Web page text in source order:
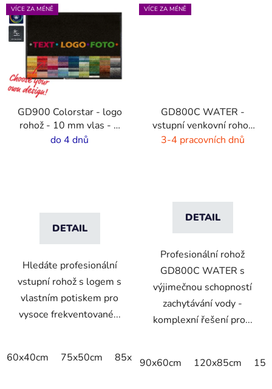
VÍCE ZA MÉNĚ
GD900 Colorstar - logo
rohož - 10 mm vlas - 2
cm gumový okraj
do 4 dnů
DETAIL
Hledáte profesionální
vstupní rohož s logem s
vlastním potiskem pro
vysoce frekventované...
60x40cm 75x50cm 85x60cm 85x75cm 115x85cm
VÍCE ZA MÉNĚ
GD800C WATER -
vstupní venkovní rohož
- hnědá - černá
3-4 pracovních dnů
DETAIL
Profesionální rohož
GD800C WATER s
výjimečnou schopností
zachytávání vody -
komplexní řešení pro...
90x60cm 120x85cm